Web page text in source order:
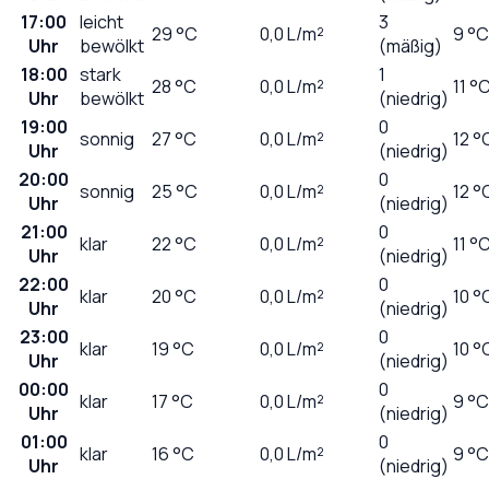
17:00
Uhr
leicht
bewölkt 29°C 0,0L/m²
3
(mäßig) 9 °C
18:00
Uhr
stark
bewölkt 28°C 0,0L/m²
1
(niedrig) 11
19:00
Uhr
sonnig 27°C 0,0L/m²
0
(niedrig) 12
20:00
Uhr
sonnig 25°C 0,0L/m²
0
(niedrig) 12
21:00
Uhr
klar 22°C 0,0L/m²
0
(niedrig) 11
22:00
Uhr
klar 20°C 0,0L/m²
0
(niedrig) 10
23:00
Uhr
klar 19°C 0,0L/m²
0
(niedrig) 10
00:00
Uhr
klar 17°C 0,0L/m²
0
(niedrig) 9 °C
01:00
Uhr
klar 16°C 0,0L/m²
0
(niedrig) 9 °C